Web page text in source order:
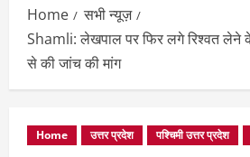
Home
सभी न्यूज़
Shamli: लेखपाल पर फिर लगे रिश्वत लेने
से की जांच की मांग
Home उत्तर प्रदेश पश्चिमी उत्तर प्रदेश